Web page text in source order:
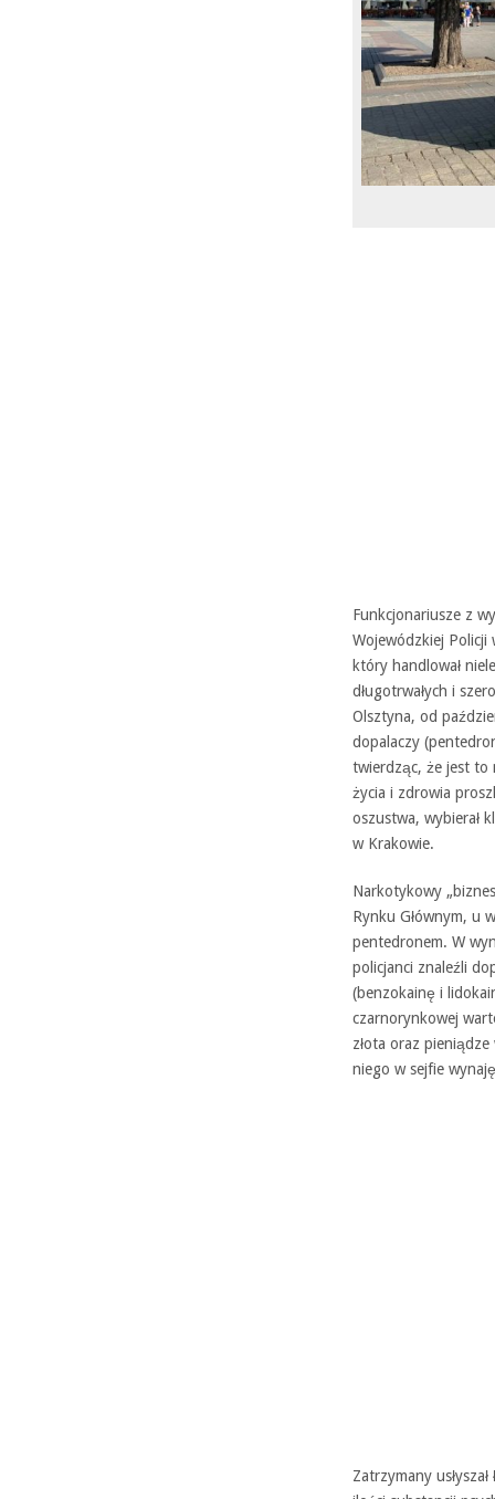
Funkcjonariusze z
Wojewódzkiej Policji
który handlował
długotrwałych i
Olsztyna, od
dopalaczy
twierdząc, że jest to
życia i zdrowia
oszustwa, wybierał
w Krakowie.
Narkotykowy
Rynku Głównym, u
pentedronem. W
policjanci znaleźli
(benzokainę i
czarnorynkowej
złota oraz
niego w sejfie
Zatrzymany